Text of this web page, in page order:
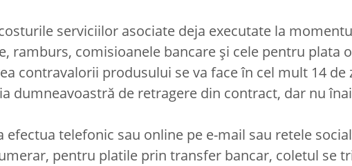
serviciilor asociate deja executate la
ramburs, comisioanele bancare și cele pentru plata
contravalorii produsului se va face în cel mult 14 de
dumneavoastră de retragere din contract, dar nu
efectua telefonic sau online pe e-mail sau retele
pentru platile prin transfer bancar, coletul se